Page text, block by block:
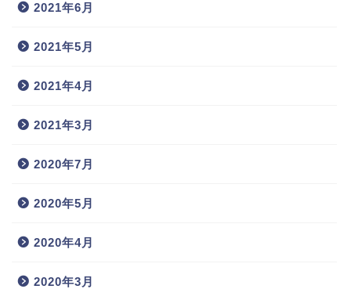
2021年6月
2021年5月
2021年4月
2021年3月
2020年7月
2020年5月
2020年4月
2020年3月